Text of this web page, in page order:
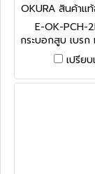
OKURA สินค้าแ
ผลิต E-OK-
E-OK-PCH-
กระบอกสูบ เบร
ตัวชุด 2"
เปรีย